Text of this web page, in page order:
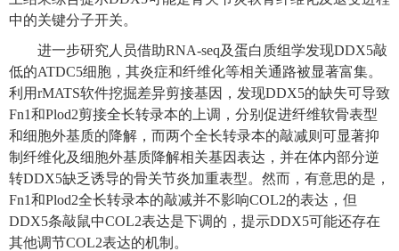
中的关键分子开关。
进一步研究人员借助RNA-seq及蛋白质组学发现DDX5敲
低的ATDC5细胞， 其炎症和纤维化等相关通路被显著富集。
利用rMATS软件挖掘差异剪接基因，发现DDX5的缺失可导致
Fn1和Plod2剪接全长转录本的上调，分别促进纤维软骨表型
和细胞外基质的降解 ， 而两个全长转录本的敲减则可显著抑
制纤维化及细胞外基质降解相关基因表达 ，并在体内部分逆
转DDX5缺乏诱导的骨关节炎加重表型。然而，有意思的是，
Fn1和Plod2全长转录本的敲减并不影响COL2的表达，但
DDX5条敲鼠中COL2表达是下调的 ，提示DDX5可能还存在
其他调节COL2表达的机制 。